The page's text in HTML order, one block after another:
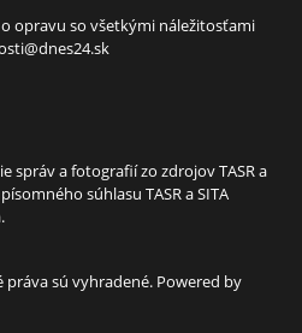
opravu so všetkými náležitosťami
správ a fotografií zo zdrojov TASR a
súhlasu TASR a SITA
práva sú vyhradené. Powered by